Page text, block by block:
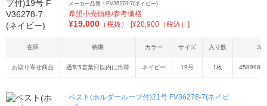
メーカー品番：FV36278-7(ネイビー)
希望小売価格/参考価格
¥19,000 （税抜） [¥20,900（税込）]
在庫 納期 カラー サイズ 入り数
お取り寄せ商品 通常5営業日以内に出荷 ネイビー 19号 1枚
ベスト(ホルダーループ付)21号 FV36278-7(ネイビ